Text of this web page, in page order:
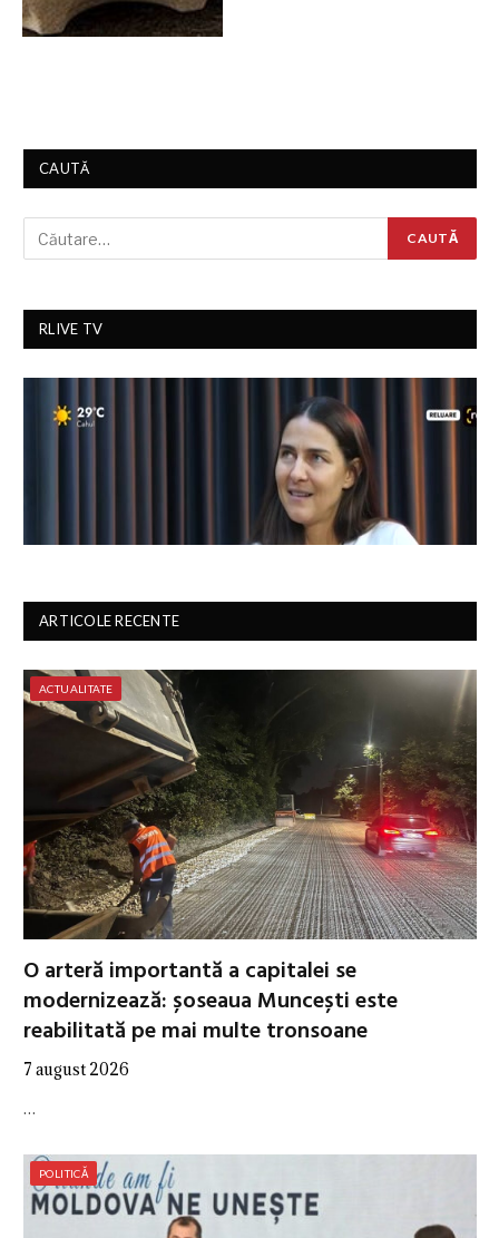
CAUTĂ
RLIVE TV
ARTICOLE RECENTE
ACTUALITATE
O arteră importantă a capitalei se
modernizează: șoseaua Muncești este
reabilitată pe mai multe tronsoane
7 august 2026
…
POLITICĂ